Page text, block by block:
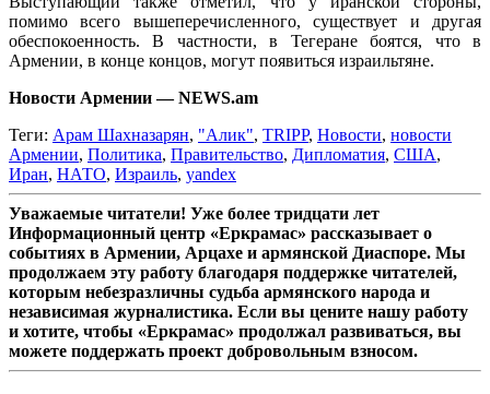
помимо всего вышеперечисленного, существует и другая
обеспокоенность. В частности, в Тегеране боятся, что в
Армении, в конце концов, могут появиться израильтяне.
Новости Армении — NEWS.am
Теги: Арам Шахназарян, "Алик", TRIPP, Новости, новости
Армении, Политика, Правительство, Дипломатия, США,
Иран, НАТО, Израиль, yandex
Уважаемые читатели! Уже более тридцати лет
Информационный центр «Еркрамас» рассказывает о
событиях в Армении, Арцахе и армянской Диаспоре. Мы
продолжаем эту работу благодаря поддержке читателей,
которым небезразличны судьба армянского народа и
независимая журналистика. Если вы цените нашу работу
и хотите, чтобы «Еркрамас» продолжал развиваться, вы
можете поддержать проект добровольным взносом.